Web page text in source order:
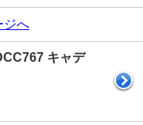
ジへ
キャデ